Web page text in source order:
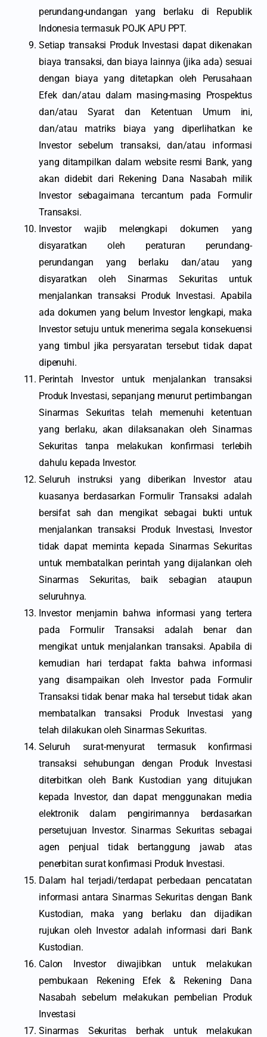
perundang-undangan yang berlaku di Republik
Indonesia termasuk POJK APU PPT.
Setiap transaksi Produk Investasi dapat dikenakan
biaya transaksi, dan biaya lainnya (jika ada) sesuai
dengan biaya yang ditetapkan oleh Perusahaan
Efek dan/atau dalam masing-masing Prospektus
dan/atau Syarat dan Ketentuan Umum ini,
dan/atau matriks biaya yang diperlihatkan ke
Investor sebelum transaksi, dan/atau informasi
yang ditampilkan dalam website resmi Bank, yang
akan didebit dari Rekening Dana Nasabah milik
Investor sebagaimana tercantum pada Formulir
Transaksi.
Investor wajib melengkapi dokumen yang
disyaratkan oleh peraturan perundang-
perundangan yang berlaku dan/atau yang
disyaratkan oleh Sinarmas Sekuritas untuk
menjalankan transaksi Produk Investasi. Apabila
ada dokumen yang belum Investor lengkapi, maka
Investor setuju untuk menerima segala konsekuensi
yang timbul jika persyaratan tersebut tidak dapat
dipenuhi.
Perintah Investor untuk menjalankan transaksi
Produk Investasi, sepanjang menurut pertimbangan
Sinarmas Sekuritas telah memenuhi ketentuan
yang berlaku, akan dilaksanakan oleh Sinarmas
Sekuritas tanpa melakukan konfirmasi terlebih
dahulu kepada Investor.
Seluruh instruksi yang diberikan Investor atau
kuasanya berdasarkan Formulir Transaksi adalah
bersifat sah dan mengikat sebagai bukti untuk
menjalankan transaksi Produk Investasi, Investor
tidak dapat meminta kepada Sinarmas Sekuritas
untuk membatalkan perintah yang dijalankan oleh
Sinarmas Sekuritas, baik sebagian ataupun
seluruhnya.
Investor menjamin bahwa informasi yang tertera
pada Formulir Transaksi adalah benar dan
mengikat untuk menjalankan transaksi. Apabila di
kemudian hari terdapat fakta bahwa informasi
yang disampaikan oleh Investor pada Formulir
Transaksi tidak benar maka hal tersebut tidak akan
membatalkan transaksi Produk Investasi yang
telah dilakukan oleh Sinarmas Sekuritas.
Seluruh surat-menyurat termasuk konfirmasi
transaksi sehubungan dengan Produk Investasi
diterbitkan oleh Bank Kustodian yang ditujukan
kepada Investor, dan dapat menggunakan media
elektronik dalam pengirimannya berdasarkan
persetujuan Investor. Sinarmas Sekuritas sebagai
agen penjual tidak bertanggung jawab atas
penerbitan surat konfirmasi Produk Investasi.
Dalam hal terjadi/terdapat perbedaan pencatatan
informasi antara Sinarmas Sekuritas dengan Bank
Kustodian, maka yang berlaku dan dijadikan
rujukan oleh Investor adalah informasi dari Bank
Kustodian.
Calon Investor diwajibkan untuk melakukan
pembukaan Rekening Efek & Rekening Dana
Nasabah sebelum melakukan pembelian Produk
Investasi
Sinarmas Sekuritas berhak untuk melakukan